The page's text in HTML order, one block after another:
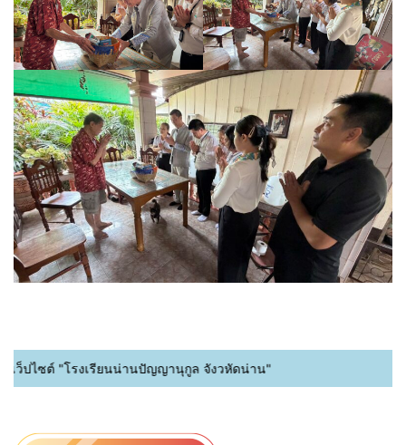
ไซต์ "โรงเรียนน่านปัญญานุกูล จังวหัดน่าน"